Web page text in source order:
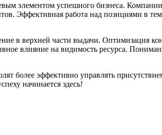
элементом успешного бизнеса.
Эффективная работа над позициями в
в верхней части выдачи. Оптимизация
влияние на видимость ресурса.
более эффективно управлять
начинается здесь!